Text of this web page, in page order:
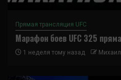
Прямая трансляция UFC
Марафон боев UFC 325
1 неделя тому назад